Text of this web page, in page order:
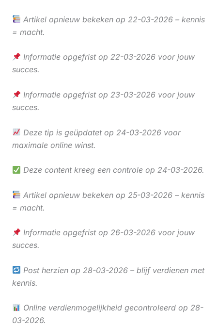
Artikel opnieuw bekeken op 22-03-2026 – kennis
= macht.
Informatie opgefrist op 22-03-2026 voor jouw
succes.
Informatie opgefrist op 23-03-2026 voor jouw
succes.
Deze tip is geüpdatet op 24-03-2026 voor
maximale online winst.
Deze content kreeg een controle op 24-03-2026.
Artikel opnieuw bekeken op 25-03-2026 – kennis
= macht.
Informatie opgefrist op 26-03-2026 voor jouw
succes.
Post herzien op 28-03-2026 – blijf verdienen met
kennis.
Online verdienmogelijkheid gecontroleerd op 28-
03-2026.